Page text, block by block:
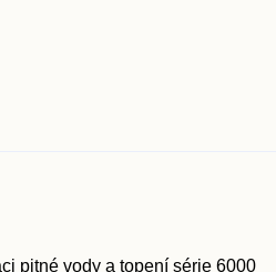
pitné vody a topení série 6000